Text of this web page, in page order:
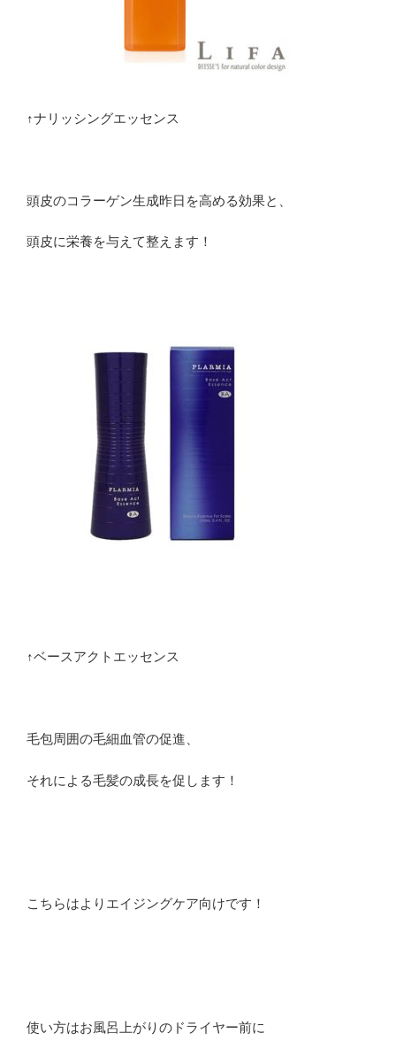
↑ナリッシングエッセンス
頭皮のコラーゲン生成昨日を高める効果と、
頭皮に栄養を与えて整えます！
↑ベースアクトエッセンス
毛包周囲の毛細血管の促進、
それによる毛髪の成長を促します！
こちらはよりエイジングケア向けです！
使い方はお風呂上がりのドライヤー前に